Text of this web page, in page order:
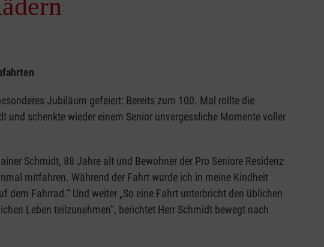
Jubiläum gefeiert: Bereits zum 100. Mal rollte die
und schenkte wieder einem Senior unvergessliche Momente voller
Schmidt, 88 Jahre alt und Bewohner der Pro Seniore Residenz
mitfahren. Während der Fahrt wurde ich in meine Kindheit
Fahrrad.“ Und weiter „So eine Fahrt unterbricht den üblichen
Leben teilzunehmen“, berichtet Herr Schmidt bewegt nach